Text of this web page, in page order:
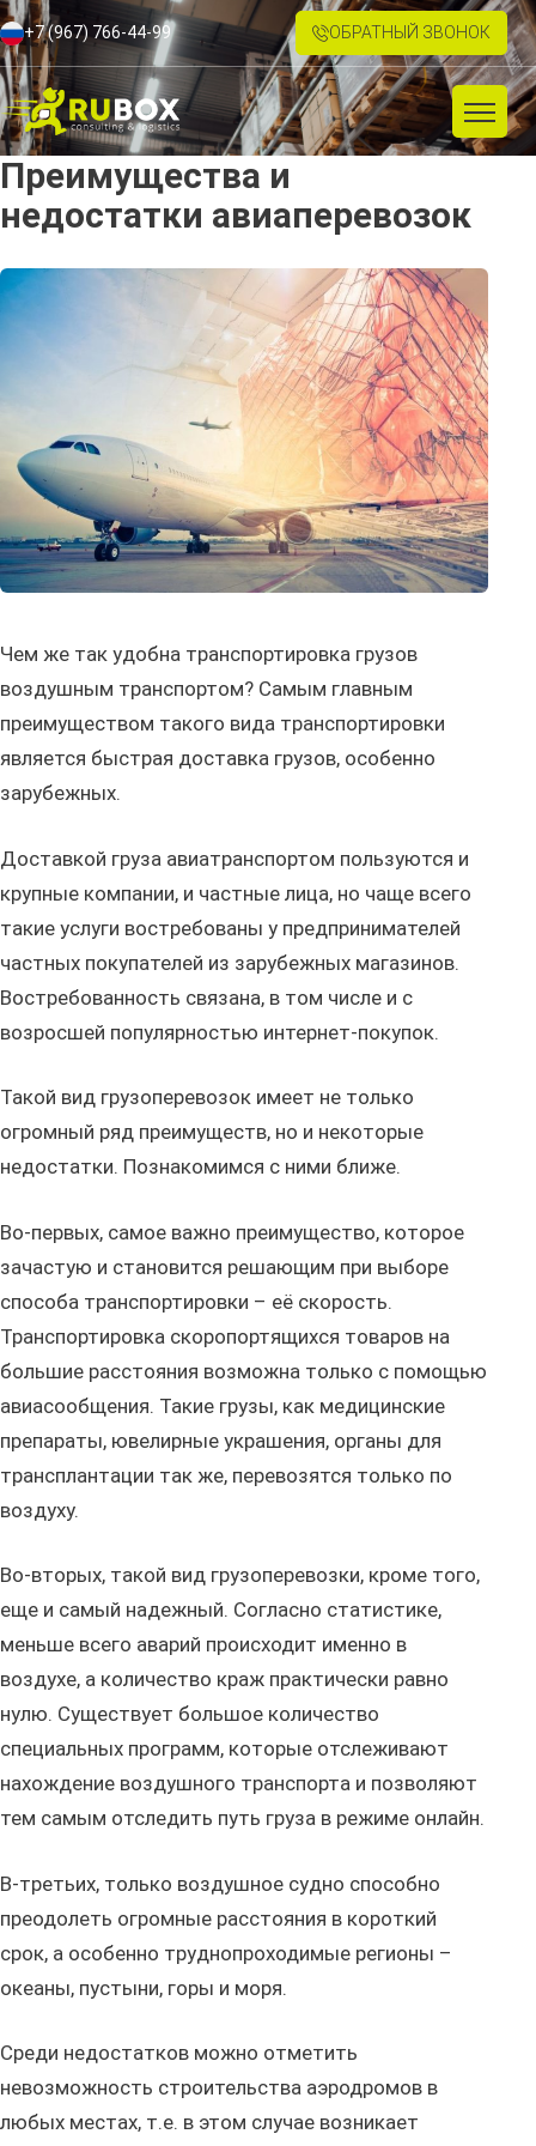
+7 (967) 766-44-99 ОБРАТНЫЙ ЗВОНОК
Преимущества и
недостатки авиаперевозок
Чем же так удобна транспортировка грузов
воздушным транспортом? Самым главным
преимуществом такого вида транспортировки
является быстрая доставка грузов, особенно
зарубежных.
Доставкой груза авиатранспортом пользуются и
крупные компании, и частные лица, но чаще всего
такие услуги востребованы у предпринимателей
частных покупателей из зарубежных магазинов.
Востребованность связана, в том числе и с
возросшей популярностью интернет-покупок.
Такой вид грузоперевозок имеет не только
огромный ряд преимуществ, но и некоторые
недостатки. Познакомимся с ними ближе.
Во-первых, самое важно преимущество, которое
зачастую и становится решающим при выборе
способа транспортировки – её скорость.
Транспортировка скоропортящихся товаров на
большие расстояния возможна только с помощью
авиасообщения. Такие грузы, как медицинские
препараты, ювелирные украшения, органы для
трансплантации так же, перевозятся только по
воздуху.
Во-вторых, такой вид грузоперевозки, кроме того,
еще и самый надежный. Согласно статистике,
меньше всего аварий происходит именно в
воздухе, а количество краж практически равно
нулю. Существует большое количество
специальных программ, которые отслеживают
нахождение воздушного транспорта и позволяют
тем самым отследить путь груза в режиме онлайн.
В-третьих, только воздушное судно способно
преодолеть огромные расстояния в короткий
срок, а особенно труднопроходимые регионы –
океаны, пустыни, горы и моря.
Среди недостатков можно отметить
невозможность строительства аэродромов в
любых местах, т.е. в этом случае возникает